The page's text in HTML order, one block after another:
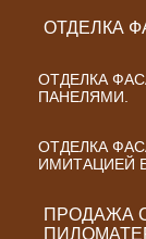
ОТДЕЛКА
ОТДЕЛКА
ПАНЕЛЯМИ.
ОТДЕЛКА
ИМИТАЦИЕЙ
ПРОДАЖА